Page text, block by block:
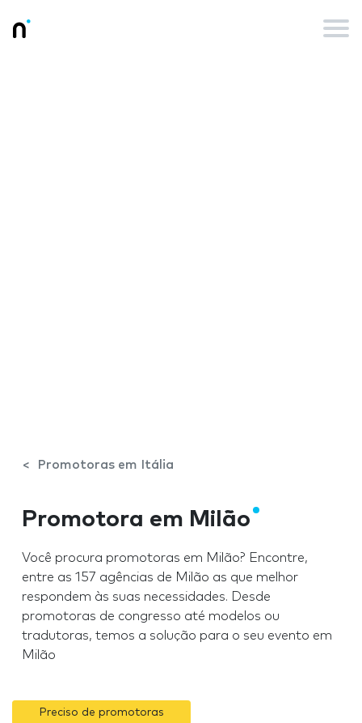
Promotoras em Itália
Promotora em Milão
Você procura promotoras em Milão? Encontre,
entre as 157 agências de Milão as que melhor
respondem às suas necessidades. Desde
promotoras de congresso até modelos ou
tradutoras, temos a solução para o seu evento em
Milão
Preciso de promotoras